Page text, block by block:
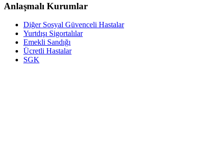
Anlaşmalı Kurumlar
Diğer Sosyal Güvenceli Hastalar
Yurtdışı Sigortalılar
Emekli Sandığı
Ücretli Hastalar
SGK